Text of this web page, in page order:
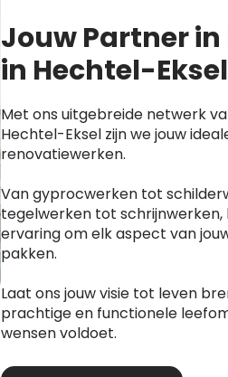
Jouw Partner
in Hechtel-Eksel
Met ons uitgebreide netwerk
Hechtel-Eksel zijn we jouw
renovatiewerken.
Van gyprocwerken tot
tegelwerken tot
ervaring om elk aspect van
pakken.
Laat ons jouw visie tot leven
prachtige en functionele
wensen voldoet.